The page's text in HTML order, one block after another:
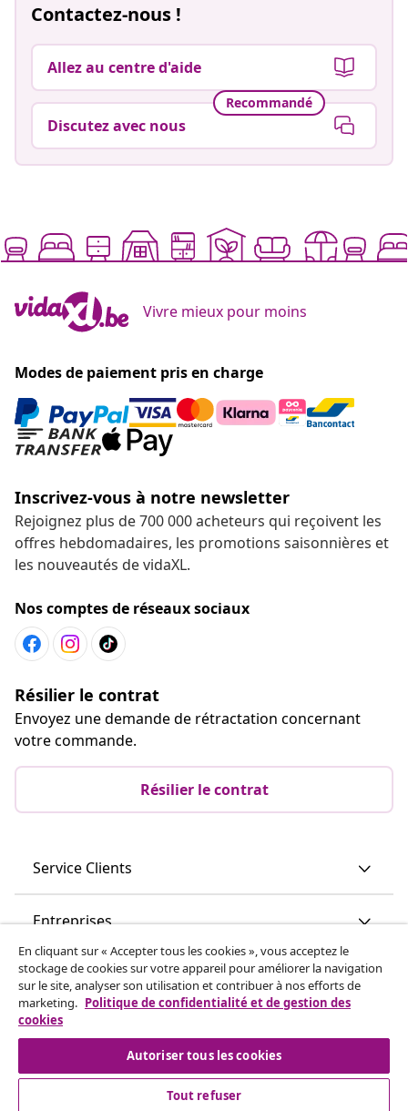
Contactez-nous !
Allez au centre d'aide
Recommandé
Discutez avec nous
Vivre mieux pour moins
Modes de paiement pris en charge
Inscrivez-vous à notre newsletter
Rejoignez plus de 700 000 acheteurs qui reçoivent les
offres hebdomadaires, les promotions saisonnières et
les nouveautés de vidaXL.
Nos comptes de réseaux sociaux
Résilier le contrat
Envoyez une demande de rétractation concernant
votre commande.
Résilier le contrat
Service Clients
Entreprises
vidaXL
Découvrez-en plus
En cliquant sur « Accepter tous les cookies », vous acceptez le
stockage de cookies sur votre appareil pour améliorer la navigation
sur le site, analyser son utilisation et contribuer à nos efforts de
marketing. Politique de confidentialité et de gestion des
cookies
Autoriser tous les cookies
Tout refuser